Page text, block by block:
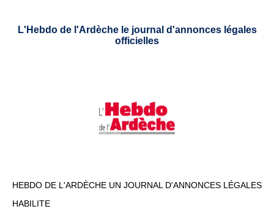
L'Hebdo de l'Ardèche le journal d'annonces légales
officielles
HEBDO DE L'ARDÈCHE UN JOURNAL D'ANNONCES LÉGALES
HABILITE